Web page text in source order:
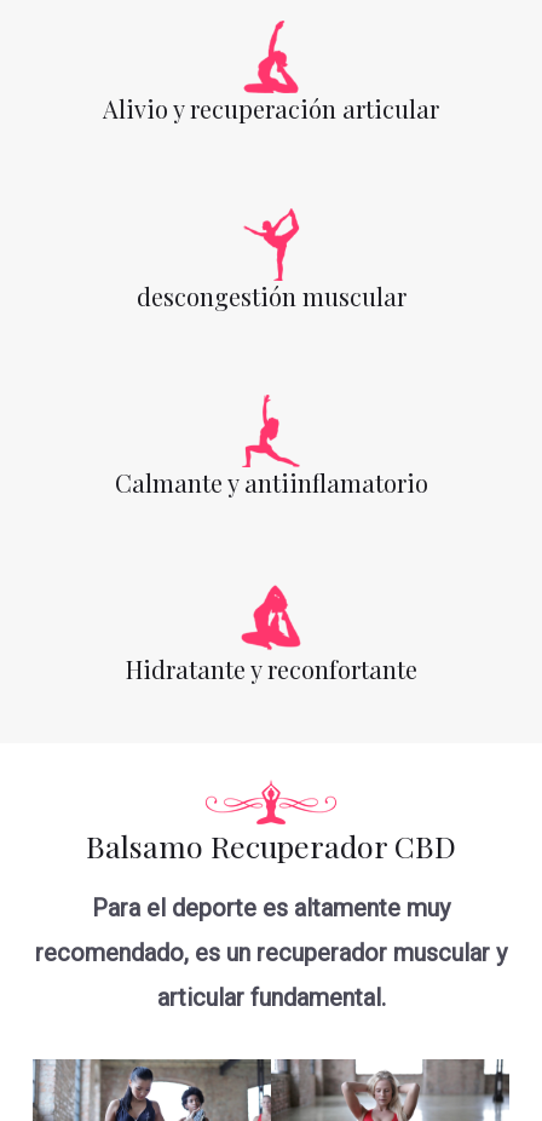
Alivio y recuperación articular
descongestión muscular
Calmante y antiinflamatorio
Hidratante y reconfortante
Balsamo Recuperador CBD
Para el deporte es altamente muy
recomendado, es un recuperador muscular y
articular fundamental.